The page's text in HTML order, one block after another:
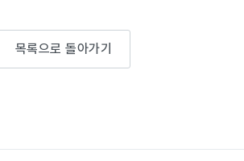
목록으로 돌아가기